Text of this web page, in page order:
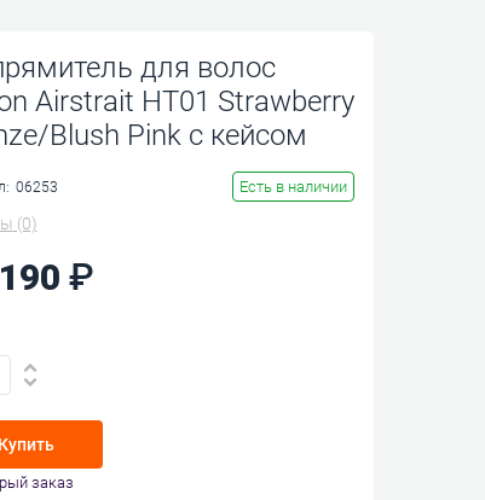
для волос
Airstrait HT01 Strawberry
Blush Pink с кейсом
06253 Есть в наличии
(0)
Купить
заказ